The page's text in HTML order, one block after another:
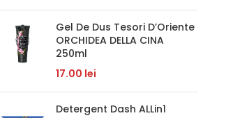
Gel De Dus Tesori D’Oriente
ORCHIDEA DELLA CINA
250ml
17.00 lei
Detergent Dash ALLin1